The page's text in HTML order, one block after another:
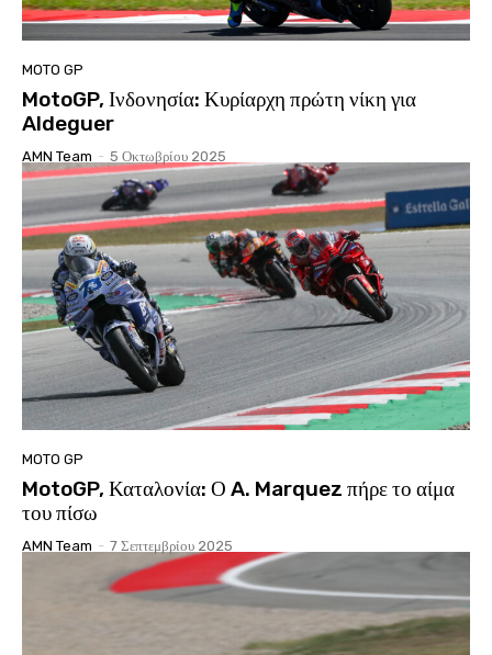
MOTO GP
MotoGP, Ινδονησία: Κυρίαρχη πρώτη νίκη για
Aldeguer
AMN Team - 5 Οκτωβρίου 2025
MOTO GP
MotoGP, Καταλονία: Ο A. Marquez πήρε το αίμα
του πίσω
AMN Team - 7 Σεπτεμβρίου 2025